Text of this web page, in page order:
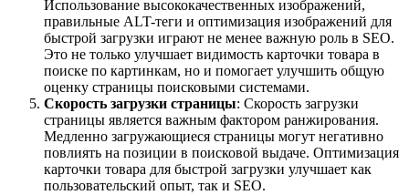
Использование высококачественных изображений,
правильные ALT-теги и оптимизация изображений для
быстрой загрузки играют не менее важную роль в SEO.
Это не только улучшает видимость карточки товара в
поиске по картинкам, но и помогает улучшить общую
оценку страницы поисковыми системами.
Скорость загрузки страницы: Скорость загрузки
страницы является важным фактором ранжирования.
Медленно загружающиеся страницы могут негативно
повлиять на позиции в поисковой выдаче. Оптимизация
карточки товара для быстрой загрузки улучшает как
пользовательский опыт, так и SEO.